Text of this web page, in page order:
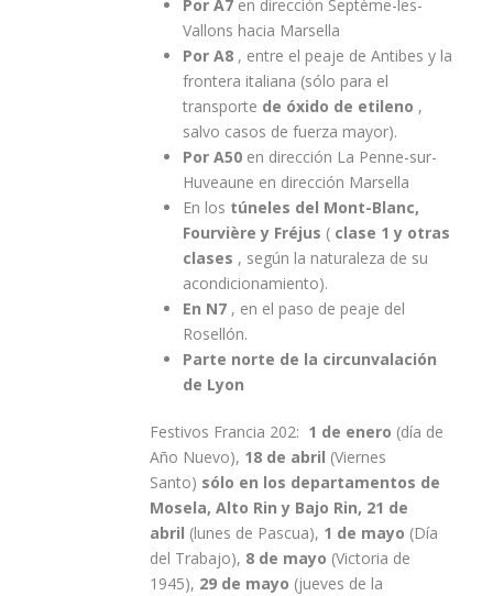
Por A7 en dirección Septème-les-
Vallons hacia Marsella
Por A8 , entre el peaje de Antibes y la
frontera italiana (sólo para el
transporte de óxido de etileno ,
salvo casos de fuerza mayor).
Por A50 en dirección La Penne-sur-
Huveaune en dirección Marsella
En los túneles del Mont-Blanc,
Fourvière y Fréjus ( clase 1 y otras
clases , según la naturaleza de su
acondicionamiento).
En N7 , en el paso de peaje del
Rosellón.
Parte norte de la circunvalación
de Lyon
Festivos Francia 202: 1 de enero (día de
Año Nuevo), 18 de abril (Viernes
Santo) sólo en los departamentos de
Mosela, Alto Rin y Bajo Rin, 21 de
abril (lunes de Pascua), 1 de mayo (Día
del Trabajo), 8 de mayo (Victoria de
1945), 29 de mayo (jueves de la